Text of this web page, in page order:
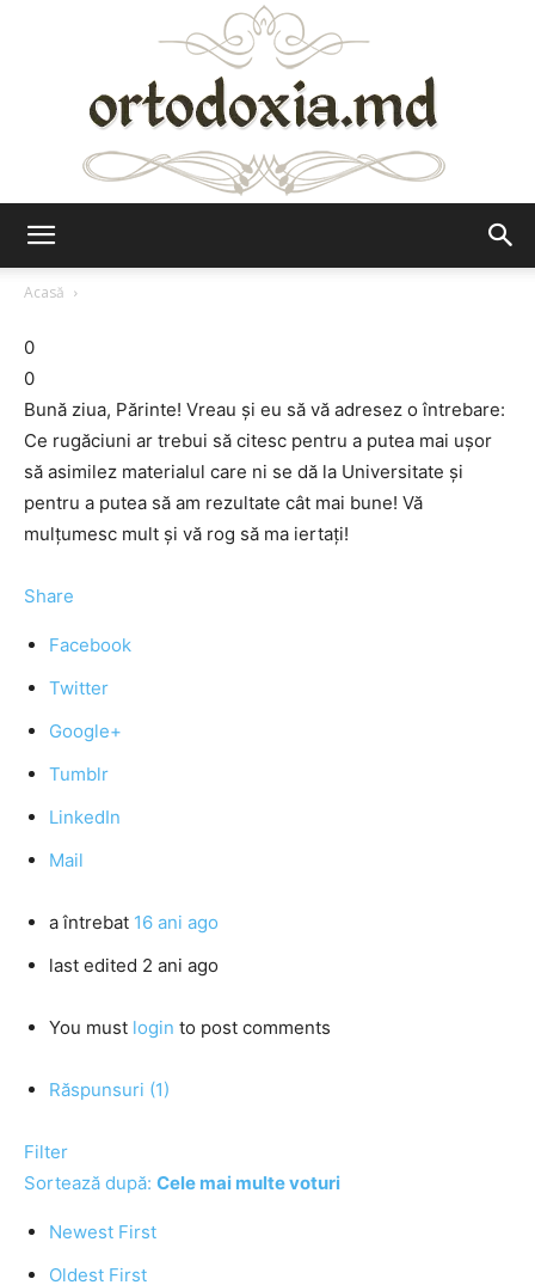
Acasă
0
0
Bună ziua, Părinte! Vreau şi eu să vă adresez o întrebare:
Ce rugăciuni ar trebui să citesc pentru a putea mai uşor
să asimilez materialul care ni se dă la Universitate şi
pentru a putea să am rezultate cât mai bune! Vă
mulţumesc mult şi vă rog să ma iertaţi!
Share
Facebook
Twitter
Google+
Tumblr
LinkedIn
Mail
a întrebat 16 ani ago
last edited 2 ani ago
You must login to post comments
Răspunsuri (1)
Filter
Sortează după: Cele mai multe voturi
Newest First
Oldest First